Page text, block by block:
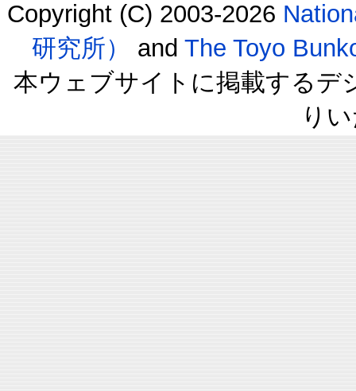
Copyright (C) 2003-2026
研究所）
and The Toyo
本ウェブサイトに掲載するデ
り